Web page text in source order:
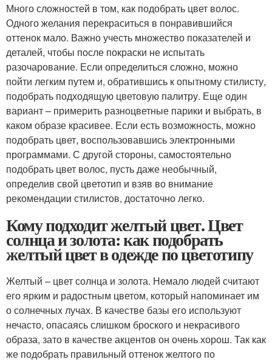
Много сложностей в том, как подобрать цвет волос.
Одного желания перекраситься в понравившийся
оттенок мало. Важно учесть множество показателей и
деталей, чтобы после покраски не испытать
разочарование. Если определиться сложно, можно
пойти легким путем и, обратившись к опытному стилисту,
подобрать подходящую цветовую палитру. Еще один
вариант – примерить разноцветные парики и выбрать, в
каком образе красивее. Если есть возможность, можно
подобрать цвет, воспользовавшись электронными
программами. С другой стороны, самостоятельно
подобрать цвет волос, пусть даже необычный,
определив свой цветотип и взяв во внимание
рекомендации стилистов, достаточно легко.
Кому подходит желтый цвет. Цвет
солнца и золота: как подобрать
желтый цвет в одежде по цветотипу
Желтый – цвет солнца и золота. Немало людей считают
его ярким и радостным цветом, который напоминает им
о солнечных лучах. В качестве базы его используют
нечасто, опасаясь слишком броского и некрасивого
образа, зато в качестве акцентов он очень хорош. Так как
же подобрать правильный оттенок желтого по